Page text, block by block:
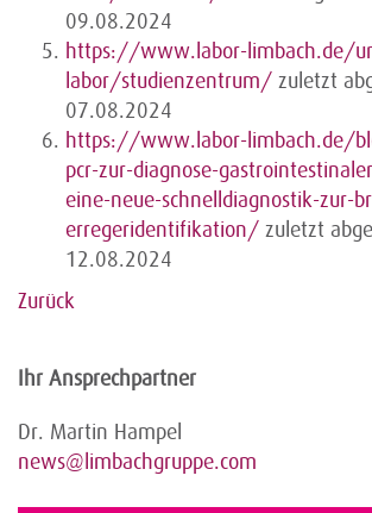
09.08.2024
https://www.labor-limbach.de/
labor/studienzentrum/ zuletzt
07.08.2024
https://www.labor-limbach.de/
pcr-zur-diagnose-
eine-neue-schnelldiagnostik-zur-
erregeridentifikation/ zuletzt
12.08.2024
Zurück
Ihr Ansprechpartner
Dr. Martin Hampel
news@limbachgruppe.com